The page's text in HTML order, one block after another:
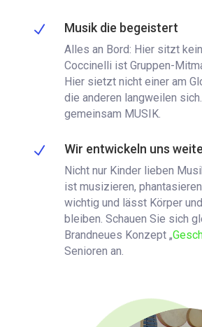
N Musik die begeistert
Alles an Bord: Hier sitzt
Coccinelli ist Gruppen-
Hier sietzt nicht einer am
die anderen langweilen
gemeinsam MUSIK.
N Wir entwickeln uns
Nicht nur Kinder lieben
ist musizieren,
wichtig und lässt Körper
bleiben. Schauen Sie sich
Brandneues Konzept „
Senioren an.